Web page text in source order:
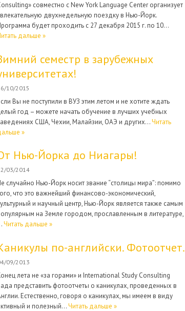
совместно с New York Language Center организует
двухнедельную поездку в Нью-Йорк.
будет проходить с 27 декабря 2015 г. по 10…
дальше »
семестр в зарубежных
10/2015
Вы не поступили в ВУЗ этим летом и не хотите ждать
год – можете начать обучение в лучших учебных
США, Чехии, Малайзии, ОАЭ и других…Читать
»
Нью-Йорка до Ниагары!
03/2014
случайно Нью-Йорк носит звание “столицы мира”: помимо
что это важнейший финансово-экономический,
и научный центр, Нью-Йорк является также самым
на Земле городом, прославленным в литературе,
Читать дальше »
по-английски. Фотоотчет.
09/2013
лета не «за горами» и International Study Consulting
представить фотоотчеты о каникулах, проведенных в
Естественно, говоря о каникулах, мы имеем в виду
и полезный…Читать дальше »